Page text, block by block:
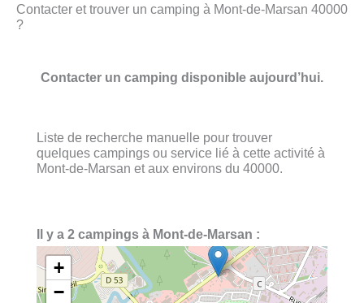
Contacter et trouver un camping à Mont-de-Marsan 40000
?
Contacter un camping disponible aujourd’hui.
Liste de recherche manuelle pour trouver
quelques campings ou service lié à cette activité à
Mont-de-Marsan et aux environs du 40000.
Il y a 2 campings à Mont-de-Marsan :
+
−